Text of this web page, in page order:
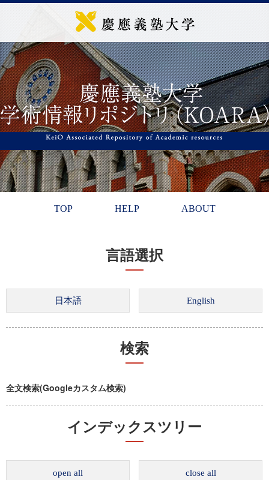
TOP HELP ABOUT
言語選択
検索
全文検索(Googleカスタム検索)
インデックスツリー
open all close all